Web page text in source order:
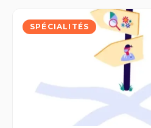
SPÉCIALITÉS